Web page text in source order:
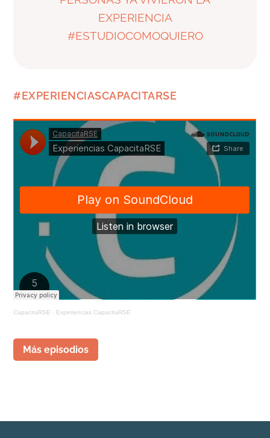
EXPERIENCIA
#ESTUDIOCOMOQUIERO
#EXPERIENCIASCAPACITARSE
CapacitaRSE · Experiencias CapacitaRSE
Más episodios